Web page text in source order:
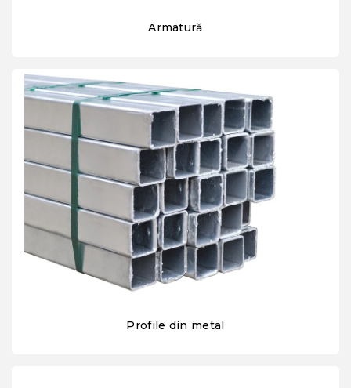
Armatură
Profile din metal